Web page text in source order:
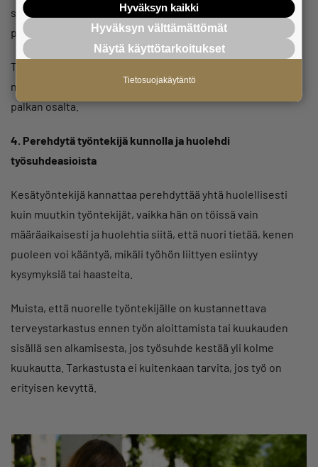
sovellettava työehtosopimus sekä määräaikaisuuden
peruste.
Tarkista lisäksi, onko työehtosopimuksessa esimerkiksi
nuoriin työntekijöihin liittyviä velvoitteita tai määräyksiä
palkan osalta.
4. Perehdytä työntekijä kunnolla ja huolehdi
työsuhdeasioista
Kesätyöntekijä kannattaa perehdyttää yhtä huolellisesti
kuin muutkin työntekijät, vaikka hän on töissä vain
määräaikaisesti ja huolehtia siitä, että nuori tietää, kenen
puoleen voi kääntyä, mikäli työhön liittyen esiintyy
kysymyksiä tai haasteita.
Muista, että nuorelle työntekijälle on kustannettava
terveystarkastus ennen työn aloittamista tai kuukauden
sisällä sen alkamisesta, jos työsuhde kestää yli kolme
kuukautta. Tarkastusta ei kuitenkaan tarvita, jos työ on
erityisen kevyttä.
Hyväksyn kaikki
Hyväksyn välttämättömät
Näytä käyttötarkoitukset
Tietosuojakäytäntö